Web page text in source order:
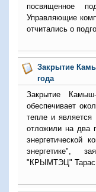
посвященное
Управляющие
отчитались о
Закрытие
года
Закрытие
обеспечивает
тепле и является
отложили на два
энергетической
энергетике",
"КРЫМТЭЦ"